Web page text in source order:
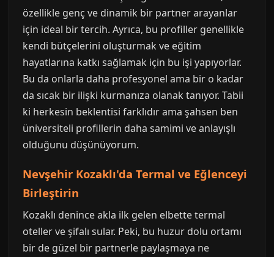
özellikle genç ve dinamik bir partner arayanlar
için ideal bir tercih. Ayrıca, bu profiller genellikle
kendi bütçelerini oluşturmak ve eğitim
hayatlarına katkı sağlamak için bu işi yapıyorlar.
Bu da onlarla daha profesyonel ama bir o kadar
da sıcak bir ilişki kurmanıza olanak tanıyor. Tabii
ki herkesin beklentisi farklıdır ama şahsen ben
üniversiteli profillerin daha samimi ve anlayışlı
olduğunu düşünüyorum.
Nevşehir Kozaklı'da Termal ve Eğlenceyi
Birleştirin
Kozaklı denince akla ilk gelen elbette termal
oteller ve şifalı sular. Peki, bu huzur dolu ortamı
bir de güzel bir partnerle paylaşmaya ne